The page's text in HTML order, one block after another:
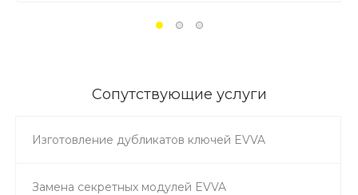
Сопутствующие услуги
Изготовление дубликатов ключей EVVA
Замена секретных модулей EVVA